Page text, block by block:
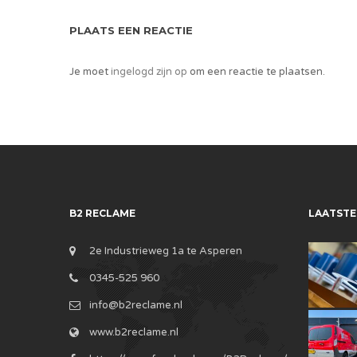
PLAATS EEN REACTIE
Je moetingelogd zijn op om een reactie te plaatsen.
B2 RECLAME
2e Industrieweg 1a te Asperen
0345-525 960
info@b2reclame.nl
www.b2reclame.nl